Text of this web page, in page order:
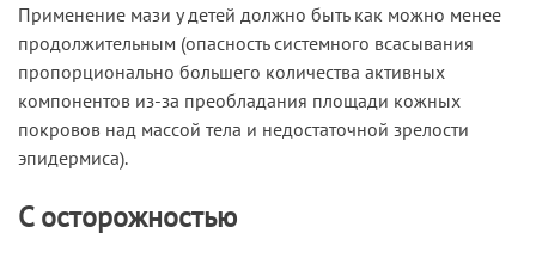
Применение мази у детей должно быть как можно менее
продолжительным (опасность системного всасывания
пропорционально большего количества активных
компонентов из-за преобладания площади кожных
покровов над массой тела и недостаточной зрелости
эпидермиса).
С осторожностью